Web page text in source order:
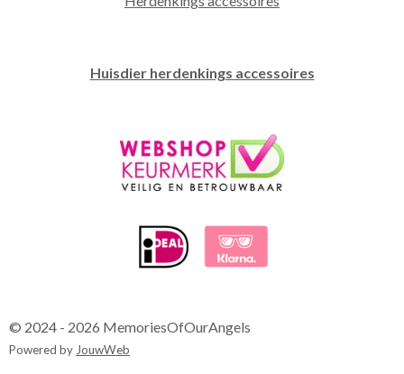
Huisdier herdenkings accessoires
© 2024 - 2026 MemoriesOfOurAngels
Powered byJouwWeb